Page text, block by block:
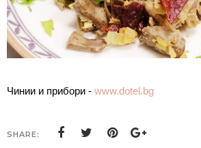
Чинии и прибори - www.dotel.bg
SHARE: